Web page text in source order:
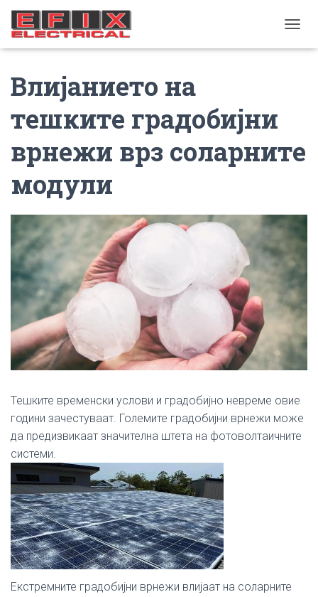
Влијанието на
тешките градобијни
врнежи врз соларните
модули
Тешките временски услови и градобијно невреме овие
години зачестуваат. Големите градобијни врнежи може
да предизвикаат значителна штета на фотоволтаичните
системи.
Екстремните градобијни врнежи влијаат на соларните